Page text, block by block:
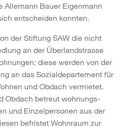
Allemann Bauer Eigenmann
entscheiden konnten.
der Stiftung SAW die nicht
an der Überlandstrasse
diese werden von der
an das Sozialdepartement für
und Obdach vermietet.
Obdach betreut wohnungs-
und Einzelpersonen aus der
befristet Wohnraum zur